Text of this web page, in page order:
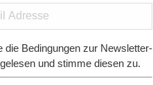
die Bedingungen zur Newsletter-
und stimme diesen zu.